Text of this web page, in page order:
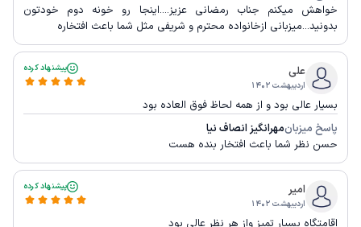
خواهش میکنم جناب رمضانی عزیز....اینجا رو خونه دوم خودتون
بدونید...میزبانی ازخانواده محترم و شریفی مثل شما باعث افتخاره
علی
اردیبهشت ۱۴۰۲
پیشنهاد کرده
بسیار عالی بود و از همه لحاظ فوق العاده بود
پاسخ میزبانمهرانگيز انصاف نیا
حسن نظر شما باعث افتخار بنده هست
امير
اردیبهشت ۱۴۰۲
پیشنهاد کرده